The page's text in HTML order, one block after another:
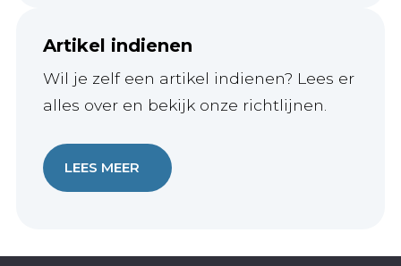
Artikel indienen
Wil je zelf een artikel indienen? Lees er
alles over en bekijk onze richtlijnen.
LEES MEER